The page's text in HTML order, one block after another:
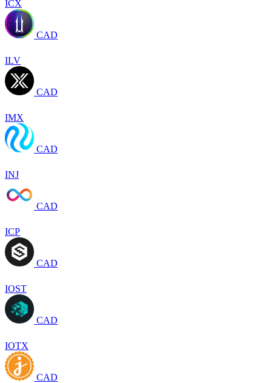
ICX
CAD
ILV
CAD
IMX
CAD
INJ
CAD
ICP
CAD
IOST
CAD
IOTX
CAD